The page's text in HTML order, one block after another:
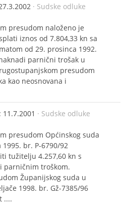
· Sudske odluke
presudom naloženo je
iznos od 7.804,33 kn sa
od 29. prosinca 1992.
parnični trošak u
presudom
kao neosnovana i
; 11.7.2001 · Sudske odluke
presudom Općinskog suda
br. P-6790/92
tužitelju 4.257,60 kn s
parničnim troškom.
Županijskog suda u
1998. br. Gž-7385/96
....